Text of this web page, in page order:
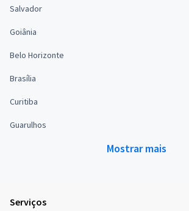
Salvador
Goiânia
Belo Horizonte
Brasília
Curitiba
Guarulhos
Mostrar mais
Serviços